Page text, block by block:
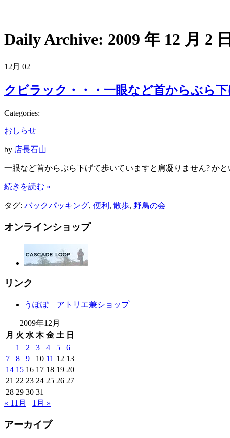
Daily Archive: 2009 年 12 月 2 日
12月 02
クビラック・・・一眼など首からぶら
Categories:
おしらせ
by 店長石山
一眼など首からぶら下げて歩いていますと肩凝りません? か
続きを読む »
タグ: バックパッキング, 便利 , 散歩, 野鳥の会
オンラインショップ
リンク
うぽぽ アトリエ兼ショップ
2009年12月
月 火 水 木 金 土 日
1
2 3 4 5
6
7
8 9 10 11 12 13
14 15 16 17 18 19 20
21 22 23 24 25 26 27
28 29 30 31
« 11月
1月 »
アーカイブ